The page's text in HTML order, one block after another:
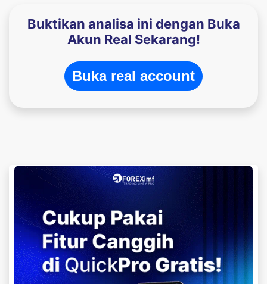
Buktikan analisa ini dengan Buka
Akun Real Sekarang!
Buka real account